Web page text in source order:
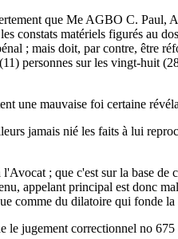
que Me AGBO C. Paul,
constats matériels figurés au
; mais doit, par contre, être
personnes sur les vingt-huit
une mauvaise foi certaine
jamais nié les faits à lui
; que c'est sur la base de
appelant principal est donc
comme du dilatoire qui fonde la
le jugement correctionnel no